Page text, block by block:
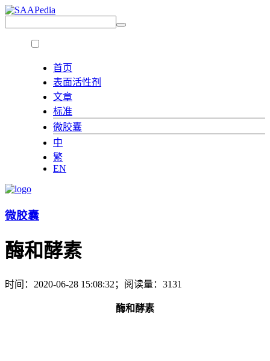
首页
表面活性剂
文章
标准
微胶囊
中
繁
EN
微胶囊
酶和酵素
时间：2020-06-28 15:08:32；阅读量：3131
酶和酵素